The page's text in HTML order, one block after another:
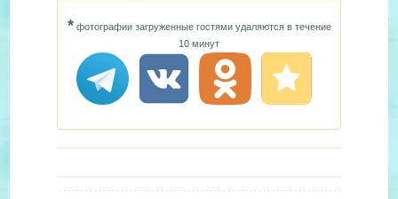
*фотографии загруженные гостями удаляются в течение
10 минут